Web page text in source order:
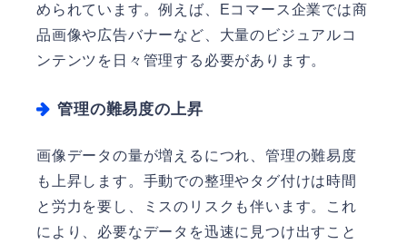
められています。例えば、Eコマース企業では商
品画像や広告バナーなど、大量のビジュアルコ
ンテンツを日々管理する必要があります。
管理の難易度の上昇
画像データの量が増えるにつれ、管理の難易度
も上昇します。手動での整理やタグ付けは時間
と労力を要し、ミスのリスクも伴います。これ
により、必要なデータを迅速に見つけ出すこと